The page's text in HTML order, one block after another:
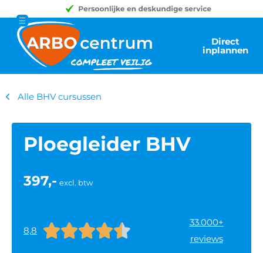
Direct
inplannen
Alle BHV cursussen
Ploegleider BHV
397,- excl. btw
8,8 
33.000+
reviews